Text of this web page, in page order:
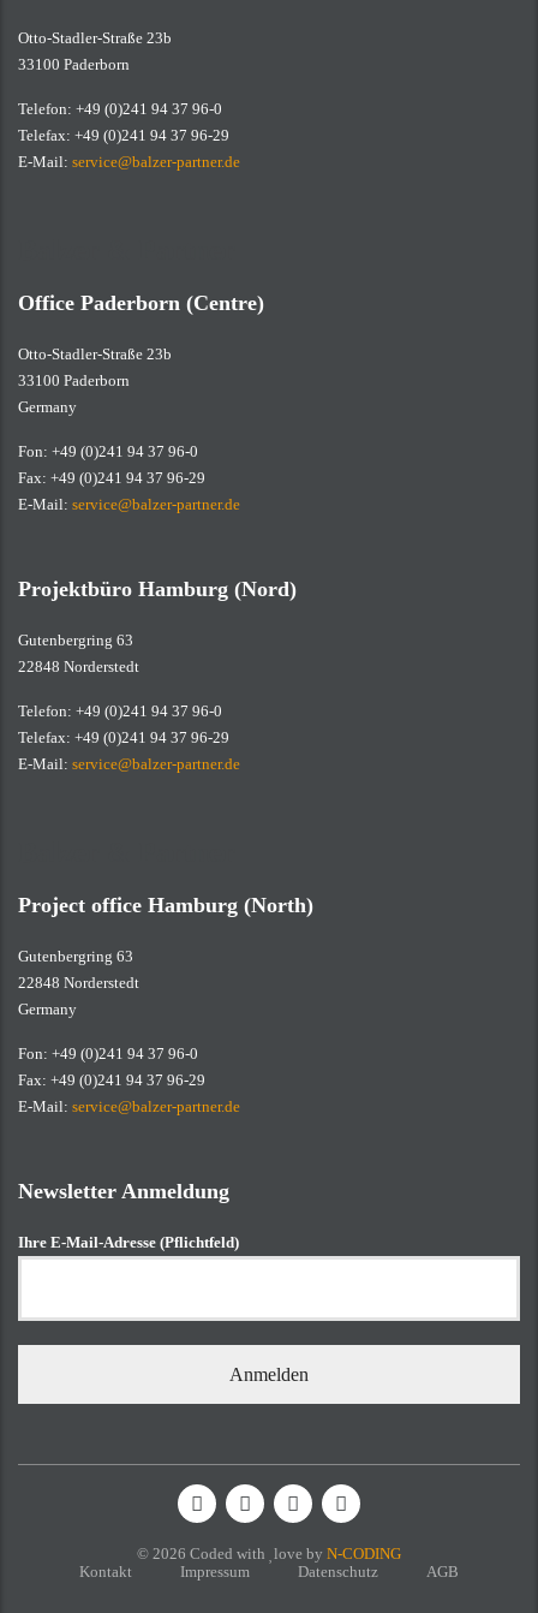
Otto-Stadler-Straße 23b
33100 Paderborn
Telefon: +49 (0)241 94 37 96-0
Telefax: +49 (0)241 94 37 96-29
E-Mail: service@balzer-partner.de
Office Paderborn (Centre)
Otto-Stadler-Straße 23b
33100 Paderborn
Germany
Fon: +49 (0)241 94 37 96-0
Fax: +49 (0)241 94 37 96-29
E-Mail: service@balzer-partner.de
Projektbüro Hamburg (Nord)
Gutenbergring 63
22848 Norderstedt
Telefon: +49 (0)241 94 37 96-0
Telefax: +49 (0)241 94 37 96-29
E-Mail: service@balzer-partner.de
Project office Hamburg (North)
Gutenbergring 63
22848 Norderstedt
Germany
Fon: +49 (0)241 94 37 96-0
Fax: +49 (0)241 94 37 96-29
E-Mail: service@balzer-partner.de
Newsletter Anmeldung
Ihre E-Mail-Adresse (Pflichtfeld)
© 2026 Coded with love by N-CODING
Kontakt
Impressum Datenschutz AGB